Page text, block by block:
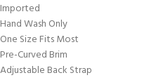
Imported
Hand Wash Only
One Size Fits Most
Pre-Curved Brim
Adjustable Back Strap